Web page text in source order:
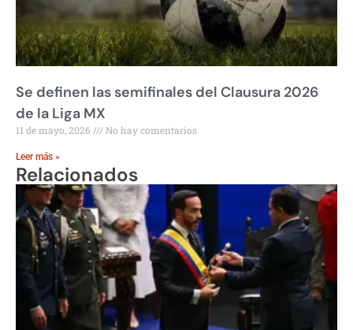
Se definen las semifinales del Clausura 2026
de la Liga MX
11 de mayo, 2026 No hay comentarios
Leer más »
Relacionados